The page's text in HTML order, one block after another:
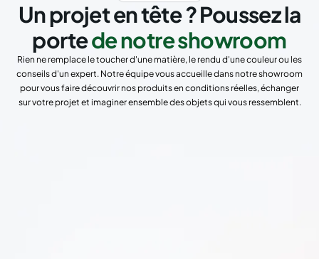
Un projet en tête ? Poussez la
portede notre showroom
Rien ne remplace le toucher d'une matière, le rendu d'une couleur ou les
conseils d'un expert. Notre équipe vous accueille dans notre showroom
pour vous faire découvrir nos produits en conditions réelles, échanger
sur votre projet et imaginer ensemble des objets qui vous ressemblent.